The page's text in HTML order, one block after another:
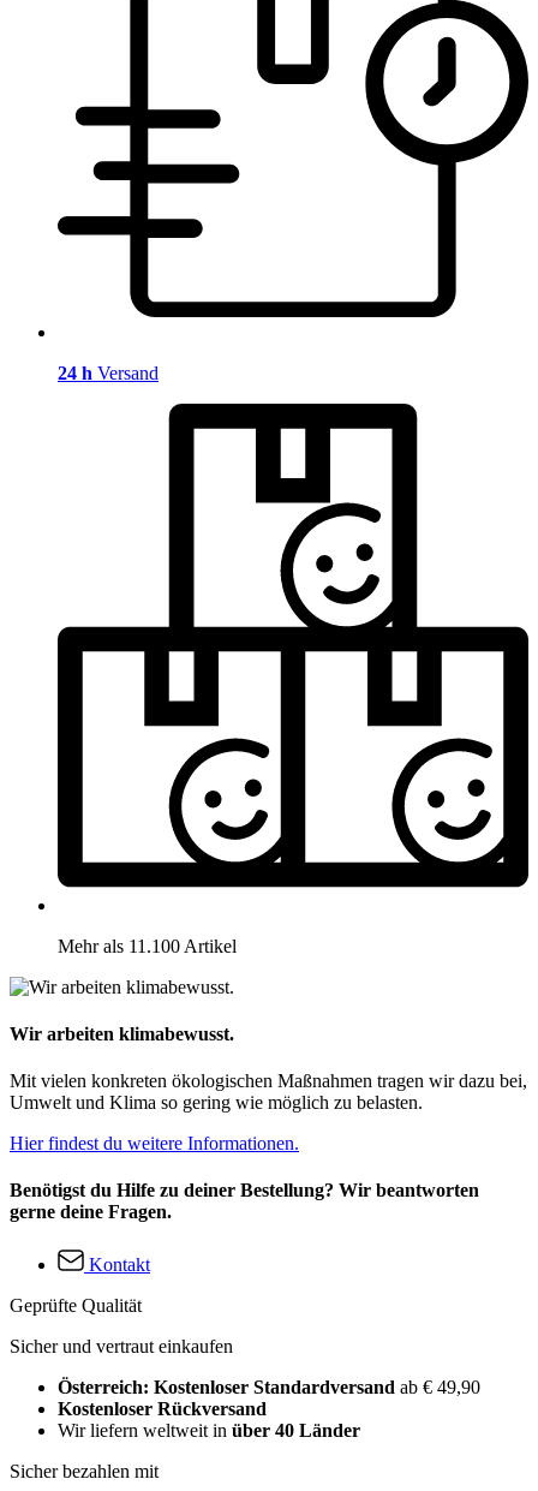
24 h Versand
Mehr als 11.100 Artikel
Wir arbeiten klimabewusst.
Mit vielen konkreten ökologischen Maßnahmen tragen wir dazu bei,
Umwelt und Klima so gering wie möglich zu belasten.
Hier findest du weitere Informationen.
Benötigst du Hilfe zu deiner Bestellung? Wir beantworten
gerne deine Fragen.
Kontakt
Geprüfte Qualität
Sicher und vertraut einkaufen
Österreich: Kostenloser Standardversand ab € 49,90
Kostenloser Rückversand
Wir liefern weltweit in über 40 Länder
Sicher bezahlen mit